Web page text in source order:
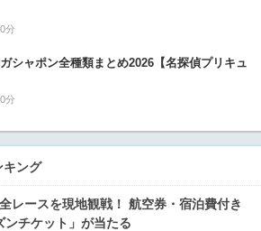
分
シャポン全種類まとめ2026【名探偵プリキュ
分
キング
レースを現地観戦！ 航空券・宿泊費付き
ンチケット」が当たる